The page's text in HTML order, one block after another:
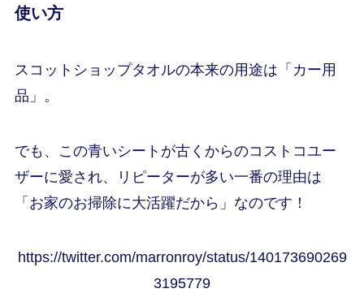
使い方
スコットショップタオルの本来の用途は「カー用
品」。
でも、この青いシートが古くからのコストコユー
ザーに愛され、リピーターが多い一番の理由は
「お家のお掃除に大活躍だから」なのです！
https://twitter.com/marronroy/status/140173690269
3195779